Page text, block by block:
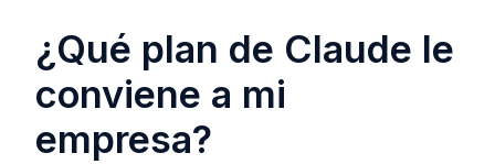
¿Qué plan de Claude le
conviene a mi
empresa?